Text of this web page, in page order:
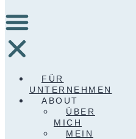
FÜR
UNTERNEHMEN
ABOUT
ÜBER
MICH
MEIN